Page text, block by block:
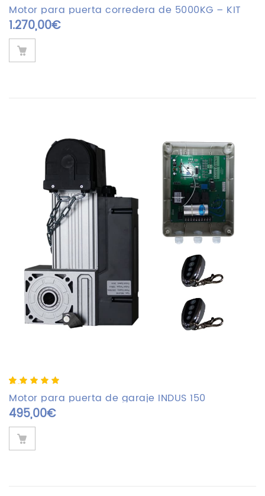
based on
customer
rating
Motor para puerta corredera de 5000KG – KIT
AC5000
1.270,00€
5.00 out of
5
based on
1
customer
rating
Motor para puerta de garaje INDUS 150
495,00€